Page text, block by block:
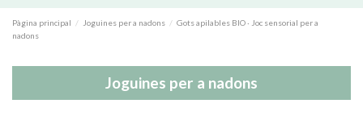
Pàgina principal Joguines per a nadons
Gots apilables BIO · Joc sensorial per a
nadons
Joguines per a nadons